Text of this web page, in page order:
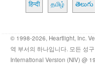
हिन्दी தமிழ் తెలుగు
© 1998-2026, Heartlight, Inc.
역 부서의 하나입니다. 모든 성
International Version (NIV) @